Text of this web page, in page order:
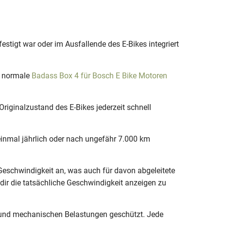
war oder im Ausfallende des E-Bikes integriert
Badass Box 4 für Bosch E Bike Motoren
des E-Bikes jederzeit schnell
jährlich oder nach ungefähr 7.000 km
an, was auch für davon abgeleitete
die tatsächliche Geschwindigkeit anzeigen zu
mechanischen Belastungen geschützt. Jede